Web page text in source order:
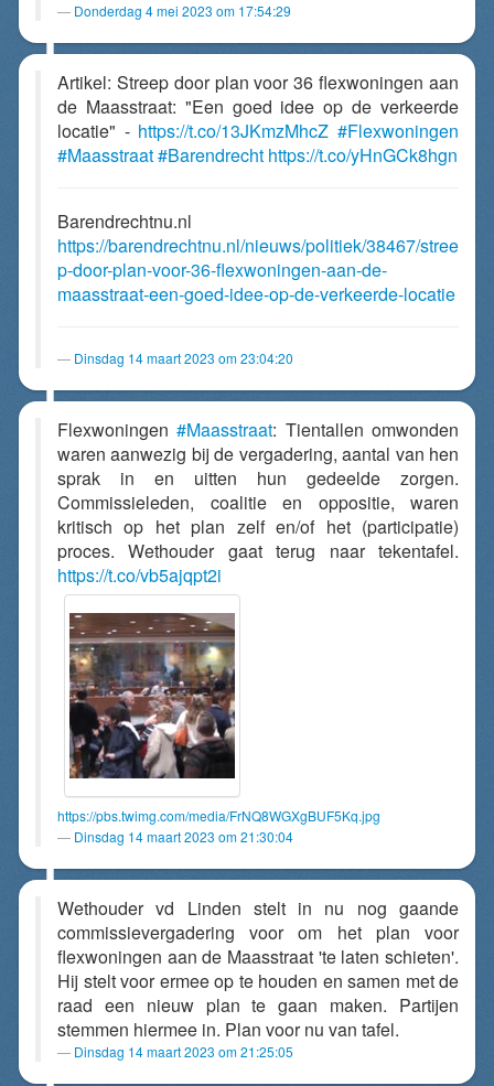
Donderdag 4 mei 2023 om 17:54:29
Artikel: Streep door plan voor 36 flexwoningen aan
de Maasstraat: "Een goed idee op de verkeerde
locatie" - https://t.co/13JKmzMhcZ #Flexwoningen
#Maasstraat#Barendrecht https://t.co/yHnGCk8hgn
Barendrechtnu.nl
https://barendrechtnu.nl/nieuws/politiek/38467/stree
p-door-plan-voor-36-flexwoningen-aan-de-
maasstraat-een-goed-idee-op-de-verkeerde-locatie
Dinsdag 14 maart 2023 om 23:04:20
Flexwoningen#Maasstraat: Tientallen omwonden
waren aanwezig bij de vergadering, aantal van hen
sprak in en uitten hun gedeelde zorgen.
Commissieleden, coalitie en oppositie, waren
kritisch op het plan zelf en/of het (participatie)
proces. Wethouder gaat terug naar tekentafel.
https://t.co/vb5ajqpt2i
https://pbs.twimg.com/media/FrNQ8WGXgBUF5Kq.jpg
Dinsdag 14 maart 2023 om 21:30:04
Wethouder vd Linden stelt in nu nog gaande
commissievergadering voor om het plan voor
flexwoningen aan de Maasstraat 'te laten schieten'.
Hij stelt voor ermee op te houden en samen met de
raad een nieuw plan te gaan maken. Partijen
stemmen hiermee in. Plan voor nu van tafel.
Dinsdag 14 maart 2023 om 21:25:05